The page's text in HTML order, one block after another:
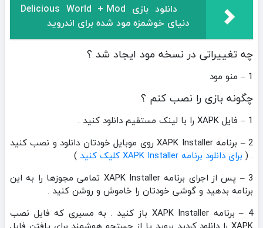
دانلود بازی Delicious World + Mod
دنیای خوشمزه مود شده برای اندروید
چه تغییراتی در نسخه مود ایجاد شد ؟
1 – منو مود
چگونه بازی را نصب کنم ؟
1 – فایل XAPK را با لینک مستقیم دانلود کنید .
2 – برنامه XAPK Installer روی موبایل خودتان دانلود و نصب کنید
. ( برای دانلود برنامه XAPK Installer کلیک کنید
)
3 – پس از اجرای برنامه XAPK Installer تمامی مجوزها را به این
برنامه بدهید و گوشی خودتان را خاموش و روشن کنید .
4 – برنامه XAPK Installer باز کنید . به مسیری که فایل نصب